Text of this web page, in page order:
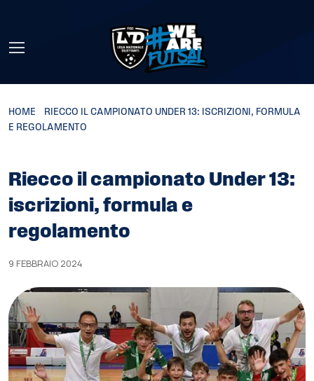
HOME
RIECCO IL CAMPIONATO UNDER 13: ISCRIZIONI, FORMULA
E REGOLAMENTO
Riecco il campionato Under 13:
iscrizioni, formula e
regolamento
9 FEBBRAIO 2024